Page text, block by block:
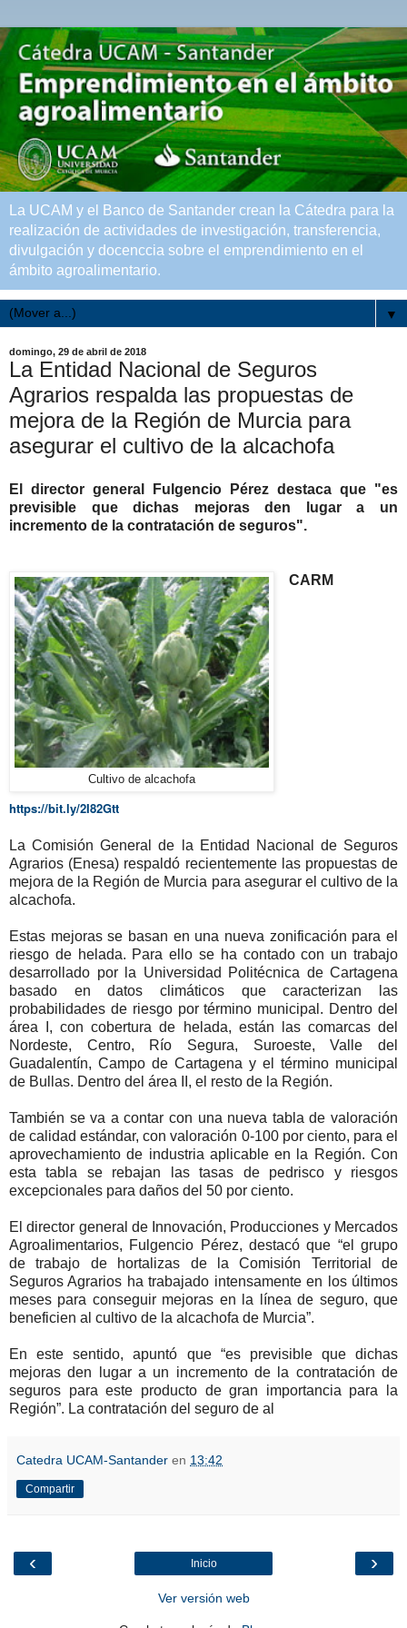
La UCAM y el Banco de Santander crean la Cátedra para la
realización de actividades de investigación, transferencia,
divulgación y docenccia sobre el emprendimiento en el
ámbito agroalimentario.
▼
domingo, 29 de abril de 2018
La Entidad Nacional de Seguros
Agrarios respalda las propuestas de
mejora de la Región de Murcia para
asegurar el cultivo de la alcachofa
El director general Fulgencio Pérez destaca que "es
previsible que dichas mejoras den lugar a un
incremento de la contratación de seguros".
Cultivo de alcachofa
CARM
https://bit.ly/2I82Gtt
La Comisión General de la Entidad Nacional de Seguros
Agrarios (Enesa) respaldó recientemente las propuestas de
mejora de la Región de Murcia para asegurar el cultivo de la
alcachofa.
Estas mejoras se basan en una nueva zonificación para el
riesgo de helada. Para ello se ha contado con un trabajo
desarrollado por la Universidad Politécnica de Cartagena
basado en datos climáticos que caracterizan las
probabilidades de riesgo por término municipal. Dentro del
área I, con cobertura de helada, están las comarcas del
Nordeste, Centro, Río Segura, Suroeste, Valle del
Guadalentín, Campo de Cartagena y el término municipal
de Bullas. Dentro del área II, el resto de la Región.
También se va a contar con una nueva tabla de valoración
de calidad estándar, con valoración 0-100 por ciento, para el
aprovechamiento de industria aplicable en la Región. Con
esta tabla se rebajan las tasas de pedrisco y riesgos
excepcionales para daños del 50 por ciento.
El director general de Innovación, Producciones y Mercados
Agroalimentarios, Fulgencio Pérez, destacó que “el grupo
de trabajo de hortalizas de la Comisión Territorial de
Seguros Agrarios ha trabajado intensamente en los últimos
meses para conseguir mejoras en la línea de seguro, que
beneficien al cultivo de la alcachofa de Murcia”.
En este sentido, apuntó que “es previsible que dichas
mejoras den lugar a un incremento de la contratación de
seguros para este producto de gran importancia para la
Región”. La contratación del seguro de al
Catedra UCAM-Santander en 13:42
Compartir
‹ ›
Inicio
Ver versión web